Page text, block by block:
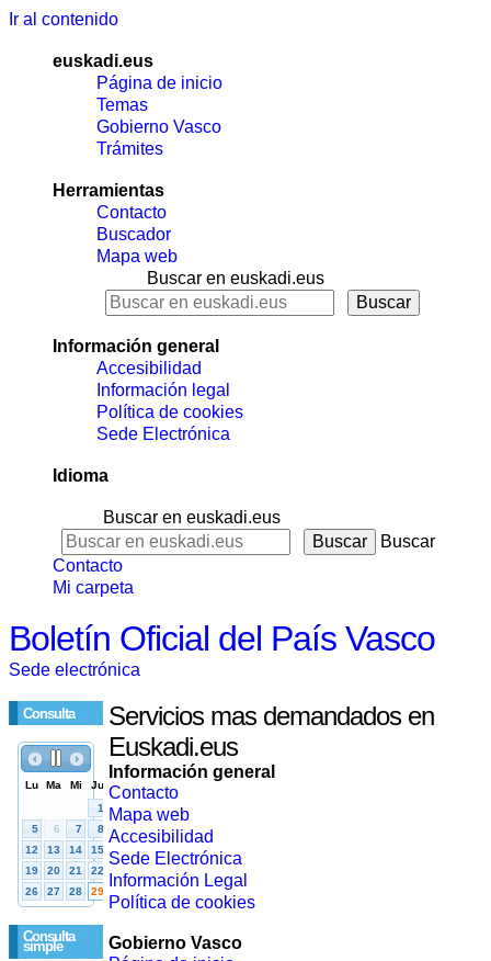
Ir al contenido
euskadi.eus
Página de inicio
Temas
Gobierno Vasco
Trámites
Herramientas
Contacto
Buscador
Mapa web
Buscar en euskadi.eus
Información general
Accesibilidad
Información legal
Política de cookies
Sede Electrónica
Idioma
Buscar en euskadi.eus
Buscar
Contacto
Mi carpeta
Boletín Oficial del País Vasco
Sede electrónica
Consulta
Consulta
simple
Servicios mas demandados en
Euskadi.eus
Información general
Contacto
Mapa web
Accesibilidad
Sede Electrónica
Información Legal
Política de cookies
Gobierno Vasco